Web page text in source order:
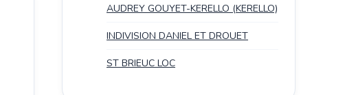
AUDREY GOUYET-KERELLO (KERELLO)
INDIVISION DANIEL ET DROUET
ST BRIEUC LOC